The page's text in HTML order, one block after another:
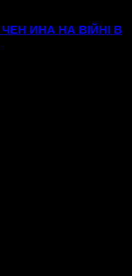
ИНА НА ВІЙНІ В